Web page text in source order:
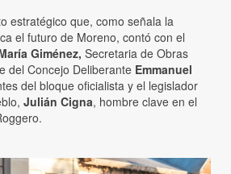
estratégico que, como señala la
el futuro de Moreno, contó con el
Giménez, Secretaria de Obras
del Concejo Deliberante Emmanuel
del bloque oficialista y el legislador
Julián Cigna, hombre clave en el